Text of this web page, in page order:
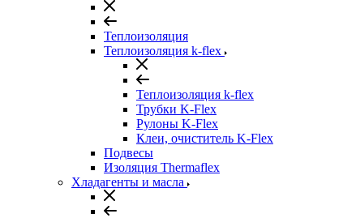
Теплоизоляция
Теплоизоляция k-flex
Теплоизоляция k-flex
Трубки K-Flex
Рулоны K-Flex
Клеи, очиститель K-Flex
Подвесы
Изоляция Thermaflex
Хладагенты и масла